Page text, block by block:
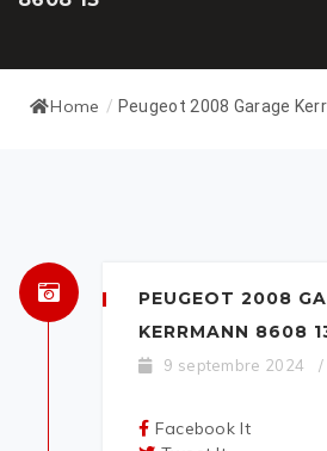
Home / Peugeot 2008 Garage
PEUGEOT 2008
KERRMANN 8608
9 septembre 2024 /
Facebook It